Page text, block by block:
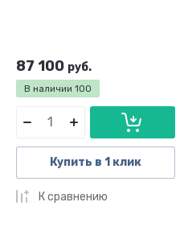
В наличии 100
87 100 руб.
Купить в 1 клик
К сравнению